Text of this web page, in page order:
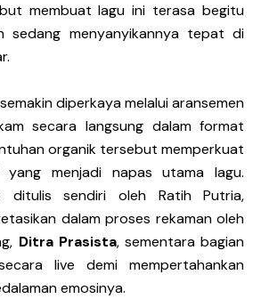
membuat lagu ini terasa begitu
sedang menyanyikannya tepat di
diperkaya melalui aransemen
secara langsung dalam format
organik tersebut memperkuat
menjadi napas utama lagu.
ditulis sendiri oleh Ratih Putria,
dalam proses rekaman oleh
Ditra Prasista, sementara bagian
live demi mempertahankan
emosinya.